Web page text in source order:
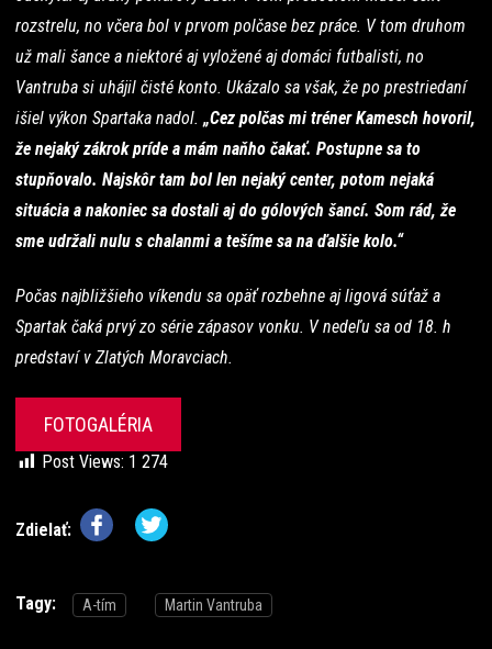
rozstrelu, no včera bol v prvom polčase bez práce. V tom druhom
už mali šance a niektoré aj vyložené aj domáci futbalisti, no
Vantruba si uhájil čisté konto. Ukázalo sa však, že po prestriedaní
išiel výkon Spartaka nadol. „Cez polčas mi tréner Kamesch hovoril,
že nejaký zákrok príde a mám naňho čakať. Postupne sa to
stupňovalo. Najskôr tam bol len nejaký center, potom nejaká
situácia a nakoniec sa dostali aj do gólových šancí. Som rád, že
sme udržali nulu s chalanmi a tešíme sa na ďalšie kolo.“
Počas najbližšieho víkendu sa opäť rozbehne aj ligová súťaž a
Spartak čaká prvý zo série zápasov vonku. V nedeľu sa od 18. h
predstaví v Zlatých Moravciach.
FOTOGALÉRIA
Post Views: 1 274
Zdielať:
Tagy: A-tím Martin Vantruba